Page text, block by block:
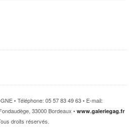
• Téléphone: 05 57 83 49 63 • E-mail:
33000 Bordeaux • www.galeriegag.fr
droits réservés.